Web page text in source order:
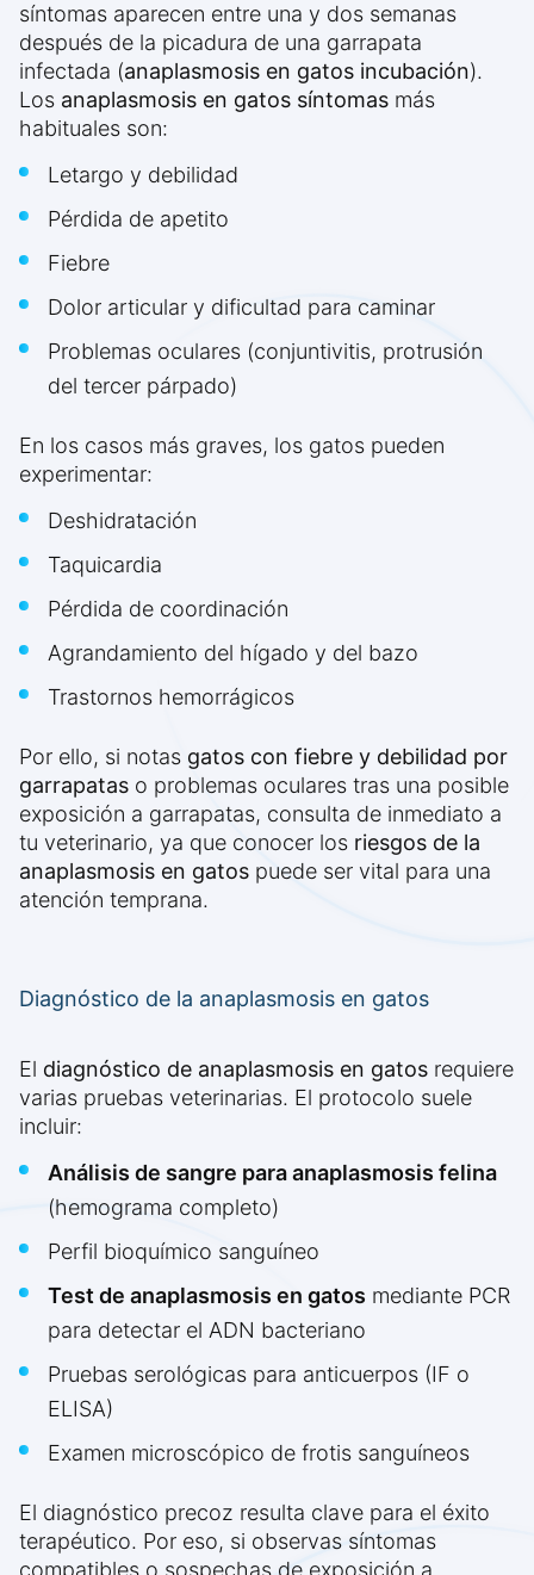
síntomas aparecen entre una y dos semanas
después de la picadura de una garrapata
infectada (anaplasmosis en gatos incubación).
Los anaplasmosis en gatos síntomas más
habituales son:
Letargo y debilidad
Pérdida de apetito
Fiebre
Dolor articular y dificultad para caminar
Problemas oculares (conjuntivitis, protrusión
del tercer párpado)
En los casos más graves, los gatos pueden
experimentar:
Deshidratación
Taquicardia
Pérdida de coordinación
Agrandamiento del hígado y del bazo
Trastornos hemorrágicos
Por ello, si notas gatos con fiebre y debilidad por
garrapatas o problemas oculares tras una posible
exposición a garrapatas, consulta de inmediato a
tu veterinario, ya que conocer los riesgos de la
anaplasmosis en gatos puede ser vital para una
atención temprana.
Diagnóstico de la anaplasmosis en gatos
El diagnóstico de anaplasmosis en gatos requiere
varias pruebas veterinarias. El protocolo suele
incluir:
Análisis de sangre para anaplasmosis felina
(hemograma completo)
Perfil bioquímico sanguíneo
Test de anaplasmosis en gatos mediante PCR
para detectar el ADN bacteriano
Pruebas serológicas para anticuerpos (IF o
ELISA)
Examen microscópico de frotis sanguíneos
El diagnóstico precoz resulta clave para el éxito
terapéutico. Por eso, si observas síntomas